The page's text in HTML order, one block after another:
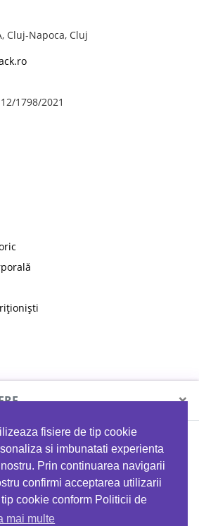
fisiere de tip cookie
si imbunatati experienta
Prin continuarea navigarii
confirmi acceptarea utilizarii
cookie conform Politicii de
mai multe
Cluj-Napoca, Cluj
1798/2021
×
orice comandă folosind codul
EATTRACK